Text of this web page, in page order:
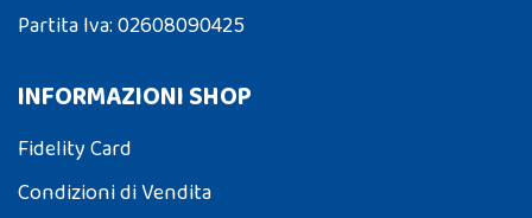
Partita Iva: 02608090425
INFORMAZIONI SHOP
Fidelity Card
Condizioni di Vendita